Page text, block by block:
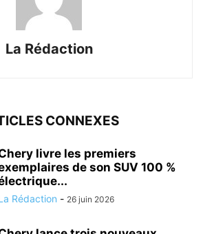
La Rédaction
CONNEXES
livre les premiers
de son SUV 100 %
Rédaction - 26 juin 2026